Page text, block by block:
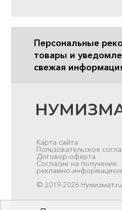
Персональные
товары и
свежая
Карта сайта
Пользовательское
Договор-оферта
Согласие на получение
рекламно-
© 2019-2026 Нумизмат.ru